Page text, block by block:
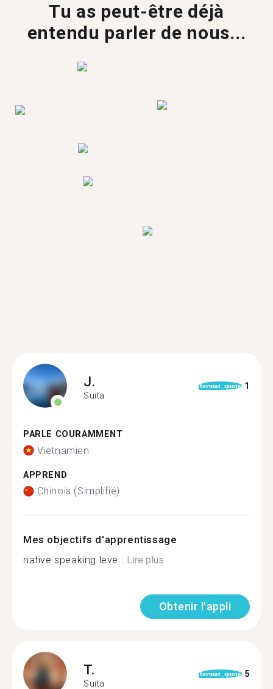
Tu as peut-être déjà
entendu parler de nous...
J.
Suita
format_quote 1
PARLE COURAMMENT
Vietnamien
APPREND
Chinois (Simplifié)
Mes objectifs d'apprentissage
native speaking leve...Lire plus
Obtenir l'appli
T.
Suita
format_quote 5